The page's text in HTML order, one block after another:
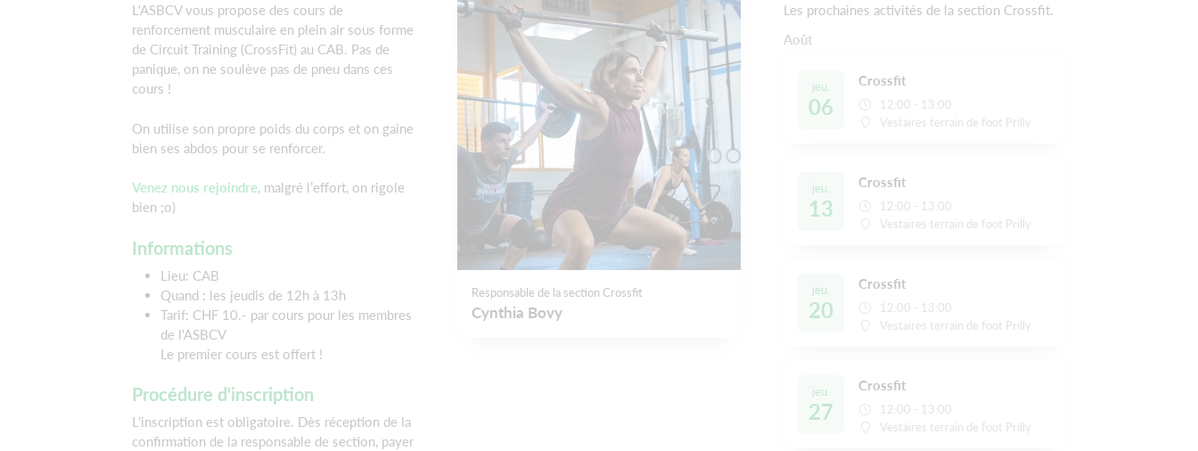
L'ASBCV vous propose des cours de
renforcement musculaire en plein air sous forme
de Circuit Training (CrossFit) au CAB. Pas de
panique, on ne soulève pas de pneu dans ces
cours !
On utilise son propre poids du corps et on gaine
bien ses abdos pour se renforcer.
Venez nous rejoindre, malgré l’effort, on rigole
bien ;o)
Informations
Lieu: CAB
Quand : les jeudis de 12h à 13h
Tarif: CHF 10.- par cours pour les membres
de l'ASBCV
Le premier cours est offert !
Procédure d'inscription
L'inscription est obligatoire. Dès réception de la
confirmation de la responsable de section, payer
Responsable de la section Crossfit
Cynthia Bovy
Les prochaines activités de la section Crossfit.
Août
jeu.
06
Crossfit
12:00 - 13:00
Vestaires terrain de foot Prilly
jeu.
13
Crossfit
12:00 - 13:00
Vestaires terrain de foot Prilly
jeu.
20
Crossfit
12:00 - 13:00
Vestaires terrain de foot Prilly
jeu.
27
Crossfit
12:00 - 13:00
Vestaires terrain de foot Prilly